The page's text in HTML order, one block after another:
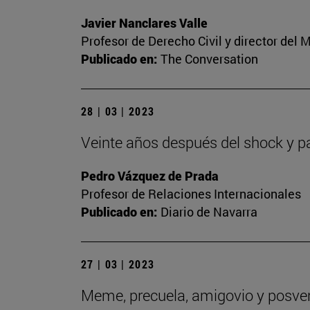
Javier Nanclares Valle
Profesor de Derecho Civil y director del
Publicado en: The Conversation
28 | 03 | 2023
Veinte años después del shock y
Pedro Vázquez de Prada
Profesor de Relaciones Internacionales
Publicado en: Diario de Navarra
27 | 03 | 2023
Meme, precuela, amigovio y